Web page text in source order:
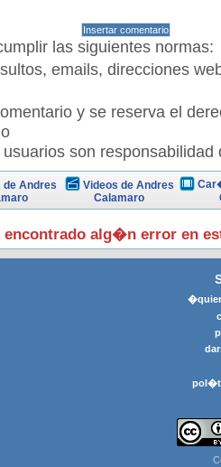
las siguientes normas:
emails, direcciones
y se reserva el
son responsabilidad
de Andres
Videos de Andres
Calamaro
alg�n error en